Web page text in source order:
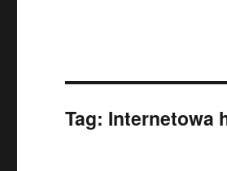
Tag: Internetowa